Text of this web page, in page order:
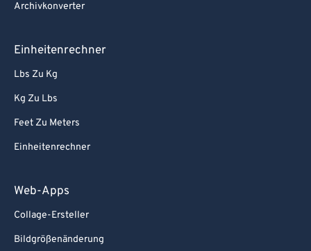
Archivkonverter
Einheitenrechner
Lbs Zu Kg
Kg Zu Lbs
Feet Zu Meters
Einheitenrechner
Web-Apps
Collage-Ersteller
Bildgrößenänderung